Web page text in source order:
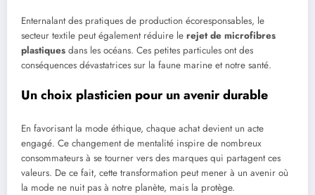
Enternalant des pratiques de production écoresponsables, le
secteur textile peut également réduire le rejet de microfibres
plastiques dans les océans. Ces petites particules ont des
conséquences dévastatrices sur la faune marine et notre santé.
Un choix plasticien pour un avenir durable
En favorisant la mode éthique, chaque achat devient un acte
engagé. Ce changement de mentalité inspire de nombreux
consommateurs à se tourner vers des marques qui partagent ces
valeurs. De ce fait, cette transformation peut mener à un avenir où
la mode ne nuit pas à notre planète, mais la protège.